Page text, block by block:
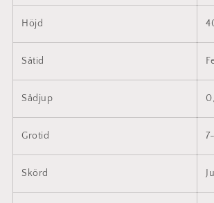
Höjd
Såtid
Sådjup
Grotid
Skörd